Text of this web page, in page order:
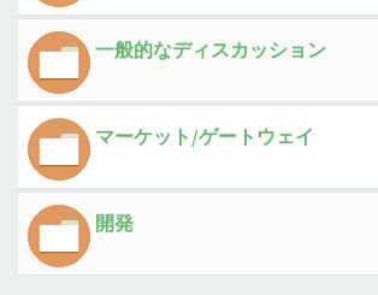
一般的なディスカッション
マーケット/ゲートウェイ
開発